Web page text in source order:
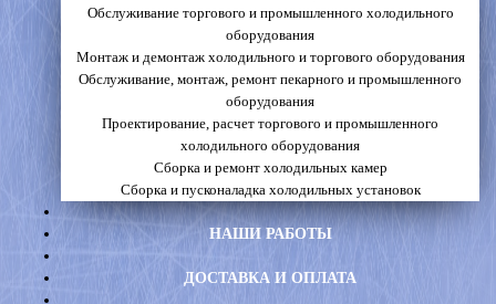
Обслуживание торгового и промышленного холодильного
оборудования
Монтаж и демонтаж холодильного и торгового оборудования
Обслуживание, монтаж, ремонт пекарного и промышленного
оборудования
Проектирование, расчет торгового и промышленного
холодильного оборудования
Сборка и ремонт холодильных камер
Сборка и пусконаладка холодильных установок
НАШИ РАБОТЫ
ДОСТАВКА И ОПЛАТА